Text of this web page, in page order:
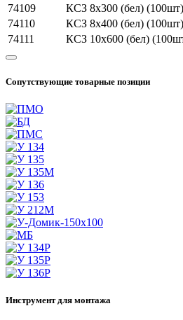
74109
КСЗ 8x300 (бел) (100шт)
74110
КСЗ 8x400 (бел) (100шт)
74111
КСЗ 10x600 (бел)
Сопутствующие товарные позиции
Инструмент для монтажа